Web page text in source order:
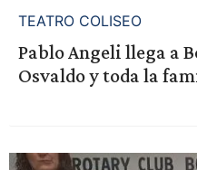
TEATRO COLISEO
Pablo Angeli llega a
Osvaldo y toda la